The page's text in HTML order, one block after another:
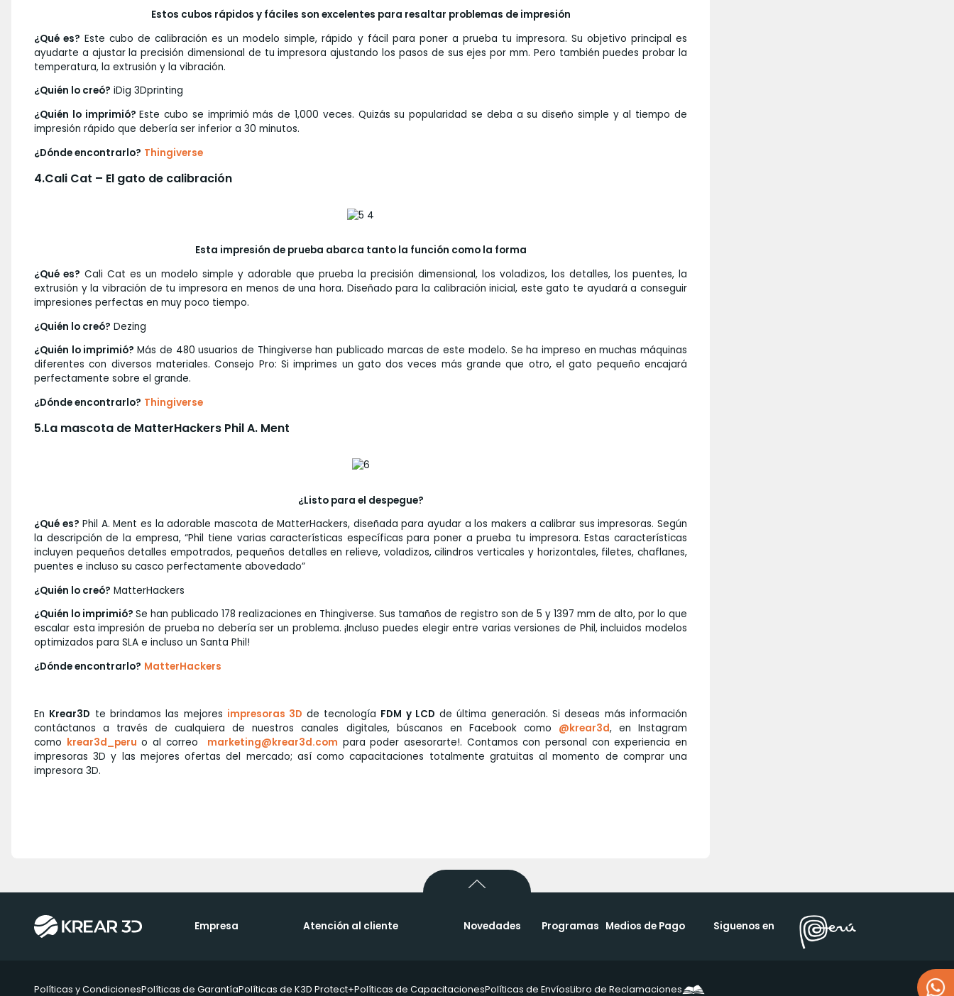
Estos cubos rápidos y fáciles son excelentes para resaltar problemas de impresión
¿Qué es? Este cubo de calibración es un modelo simple, rápido y fácil para poner a prueba tu impresora. Su objetivo principal es
ayudarte a ajustar la precisión dimensional de tu impresora ajustando los pasos de sus ejes por mm. Pero también puedes probar la
temperatura, la extrusión y la vibración.
¿Quién lo creó? iDig 3Dprinting
¿Quién lo imprimió?Este cubo se imprimió más de 1,000 veces. Quizás su popularidad se deba a su diseño simple y al tiempo de
impresión rápido que debería ser inferior a 30 minutos.
¿Dónde encontrarlo? Thingiverse
4.Cali Cat – El gato de calibración
Esta impresión de prueba abarca tanto la función como la forma
¿Qué es? Cali Cat es un modelo simple y adorable que prueba la precisión dimensional, los voladizos, los detalles, los puentes, la
extrusión y la vibración de tu impresora en menos de una hora. Diseñado para la calibración inicial, este gato te ayudará a conseguir
impresiones perfectas en muy poco tiempo.
¿Quién lo creó? Dezing
¿Quién lo imprimió?Más de 480 usuarios de Thingiverse han publicado marcas de este modelo. Se ha impreso en muchas máquinas
diferentes con diversos materiales. Consejo Pro: Si imprimes un gato dos veces más grande que otro, el gato pequeño encajará
perfectamente sobre el grande.
¿Dónde encontrarlo? Thingiverse
5.La mascota de MatterHackers Phil A. Ment
¿Listo para el despegue?
¿Qué es? Phil A. Ment es la adorable mascota de MatterHackers, diseñada para ayudar a los makers a calibrar sus impresoras. Según
la descripción de la empresa, “Phil tiene varias características específicas para poner a prueba tu impresora. Estas características
incluyen pequeños detalles empotrados, pequeños detalles en relieve, voladizos, cilindros verticales y horizontales, filetes, chaflanes,
puentes e incluso su casco perfectamente abovedado”
¿Quién lo creó? MatterHackers
¿Quién lo imprimió?Se han publicado 178 realizaciones en Thingiverse. Sus tamaños de registro son de 5 y 1397 mm de alto, por lo que
escalar esta impresión de prueba no debería ser un problema. ¡Incluso puedes elegir entre varias versiones de Phil, incluidos modelos
optimizados para SLA e incluso un Santa Phil!
¿Dónde encontrarlo? MatterHackers
En Krear3D te brindamos las mejores impresoras 3D de tecnología FDM y LCD de última generación. Si deseas más información
contáctanos a través de cualquiera de nuestros canales digitales, búscanos en Facebook como @krear3d, en Instagram
como krear3d_peru o al correo marketing@krear3d.com para poder asesorarte!. Contamos con personal con experiencia en
impresoras 3D y las mejores ofertas del mercado; así como capacitaciones totalmente gratuitas al momento de comprar una
impresora 3D.
Empresa Atención al cliente Novedades Programas Medios de Pago Siguenos en
Políticas y CondicionesPolíticas de GarantíaPolíticas de K3D Protect+Políticas de CapacitacionesPolíticas de EnvíosLibro de Reclamaciones